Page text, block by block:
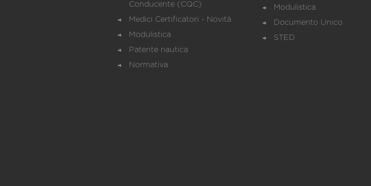
Conducente (CQC)
Medici Certificatori - Novità
Modulistica
Patente nautica
Normativa
Modulistica
Documento Unico
STED